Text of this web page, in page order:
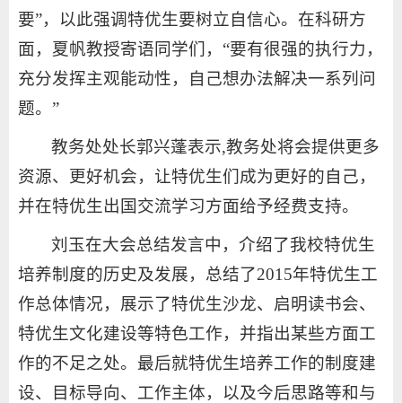
要”，以此强调特优生要树立自信心。在科研方
面，夏帆教授寄语同学们，“要有很强的执行力，
充分发挥主观能动性，自己想办法解决一系列问
题。”
教务处处长郭兴蓬表示,教务处将会提供更多
资源、更好机会，让特优生们成为更好的自己，
并在特优生出国交流学习方面给予经费支持。
刘玉在大会总结发言中，介绍了我校特优生
培养制度的历史及发展，总结了2015年特优生工
作总体情况，展示了特优生沙龙、启明读书会、
特优生文化建设等特色工作，并指出某些方面工
作的不足之处。最后就特优生培养工作的制度建
设、目标导向、工作主体，以及今后思路等和与